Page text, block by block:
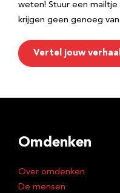
weten! Stuur een mailtje
krijgen geen genoeg
Vertel jouw
Omdenken
Over omdenken
De mensen